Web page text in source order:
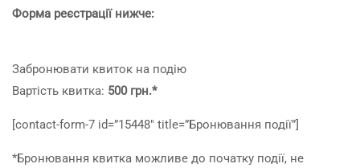
Форма реєстрації нижче:
Забронювати квиток на подію
Вартість квитка: 500 грн.*
[contact-form-7 id=”15448″ title=”Бронювання події”]
*Бронювання квитка можливе до початку події, не